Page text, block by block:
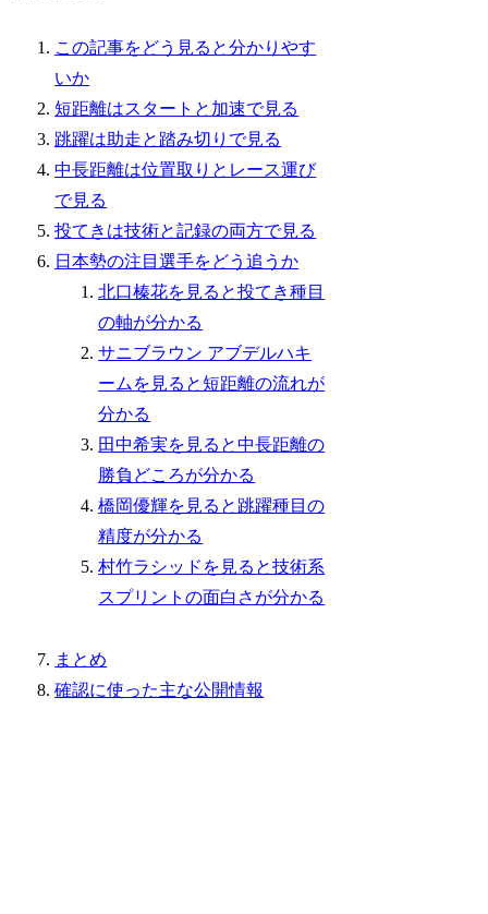
この記事をどう見ると分かりやす
いか
短距離はスタートと加速で見る
跳躍は助走と踏み切りで見る
中長距離は位置取りとレース運び
で見る
投てきは技術と記録の両方で見る
日本勢の注目選手をどう追うか
北口榛花を見ると投てき種目
の軸が分かる
サニブラウン アブデルハキ
ームを見ると短距離の流れが
分かる
田中希実を見ると中長距離の
勝負どころが分かる
橋岡優輝を見ると跳躍種目の
精度が分かる
村竹ラシッドを見ると技術系
スプリントの面白さが分かる
まとめ
確認に使った主な公開情報